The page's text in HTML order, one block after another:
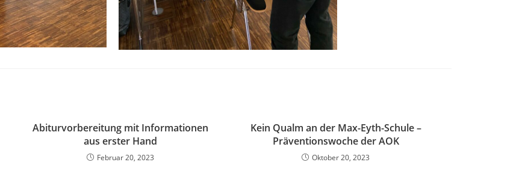
Abiturvorbereitung mit Informationen
aus erster Hand
Februar 20, 2023
Kein Qualm an der Max-Eyth-Schule –
Präventionswoche der AOK
Oktober 20, 2023